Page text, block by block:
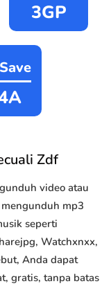
3GP
Zdf
video atau
mp3
seperti
Watchxnxx,
Anda dapat
gratis, tanpa batas